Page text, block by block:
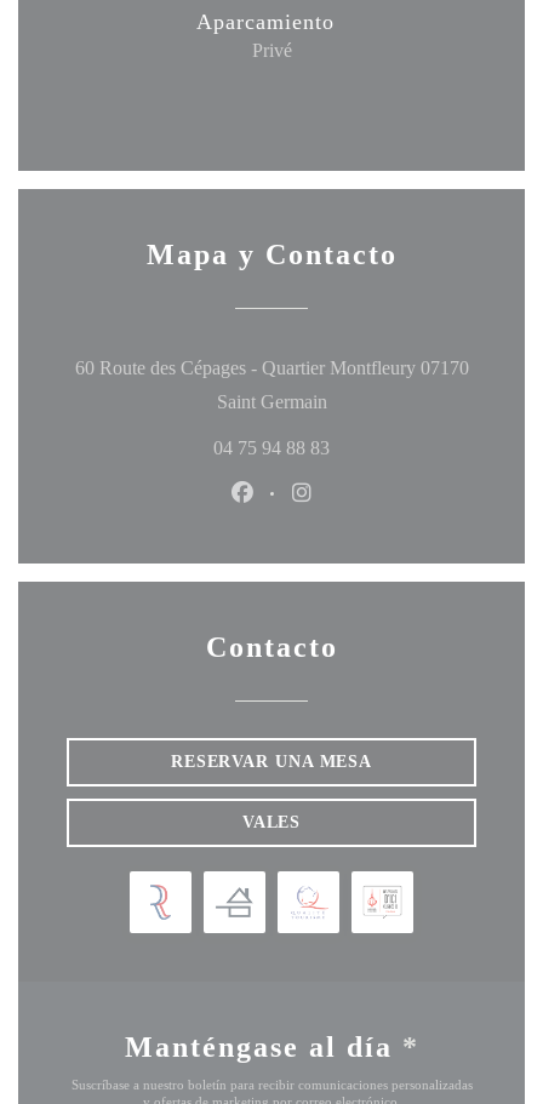
Aparcamiento
Privé
Mapa y Contacto
60 Route des Cépages - Quartier Montfleury 07170
Saint Germain((abre en una nueva
04 75 94 88 83
Facebook ((abre en una nueva
Contacto
RESERVAR UNA MESA
VALES
Manténgase al día *
Suscríbase a nuestro boletín para recibir comunicaciones personalizadas